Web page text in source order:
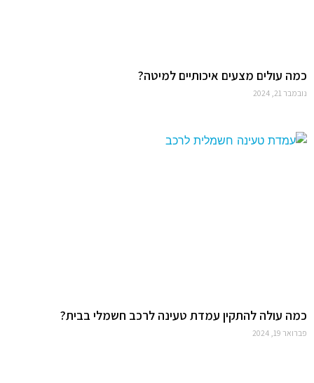
כמה עולים מצעים איכותיים למיטה?
נובמבר 21, 2024
כמה עולה להתקין עמדת טעינה לרכב חשמלי בבית?
פברואר 19, 2024